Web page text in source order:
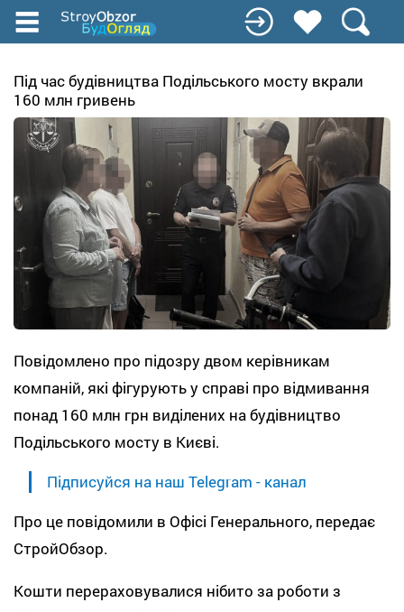
Перейти
до
вмісту
Під час будівництва Подільського мосту вкрали
160 млн гривень
Повідомлено про підозру двом керівникам
компаній, які фігурують у справі про відмивання
понад 160 млн грн виділених на будівництво
Подільського мосту в Києві.
Підписуйся на наш Telegram - канал
Про це повідомили в Офісі Генерального, передає
СтройОбзор.
Кошти перераховувалися нібито за роботи з